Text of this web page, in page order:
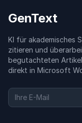
GenText
KI für akademisches
zitieren und
begutachteten
direkt in Microsoft